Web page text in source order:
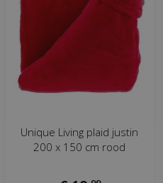
Unique Living plaid justin
200 x 150 cm rood